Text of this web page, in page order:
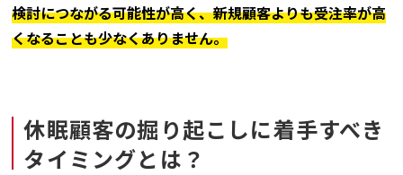
検討につながる可能性が高く、新規顧客よりも受注率が高
くなることも少なくありません。
休眠顧客の掘り起こしに着手すべき
タイミングとは？